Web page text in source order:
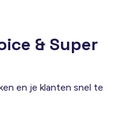
& Super
en je klanten snel te